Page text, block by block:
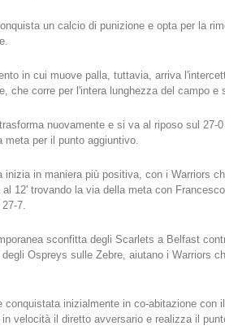
un calcio di punizione e opta per la
in cui muove palla, tuttavia, arriva
che corre per l'intera lunghezza del campo e
nuovamente e si va al riposo sul 27-
meta per il punto aggiuntivo.
inizia in maniera più positiva, con i Warriors
al 12' trovando la via della meta con
7.
sconfitta degli Scarlets a Belfast
Ospreys sulle Zebre, aiutano i Warriors
conquistata inizialmente in co-abitazione con
velocità il diretto avversario e realizza il